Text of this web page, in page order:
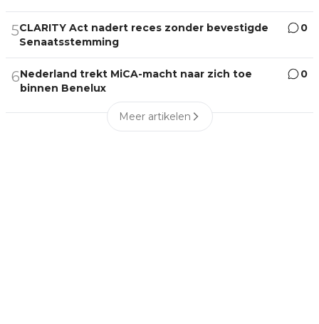
5CLARITY Act nadert reces zonder bevestigde
Senaatsstemming
0
6Nederland trekt MiCA-macht naar zich toe
binnen Benelux
0
Meer artikelen